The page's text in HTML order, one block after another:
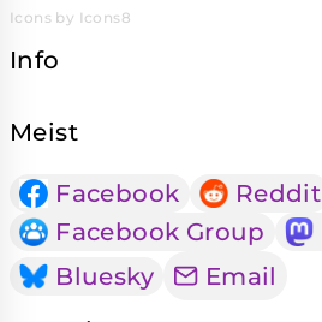
Icons by Icons8
Info
Meist
Facebook
Reddit
Facebook Group
Bluesky
Email